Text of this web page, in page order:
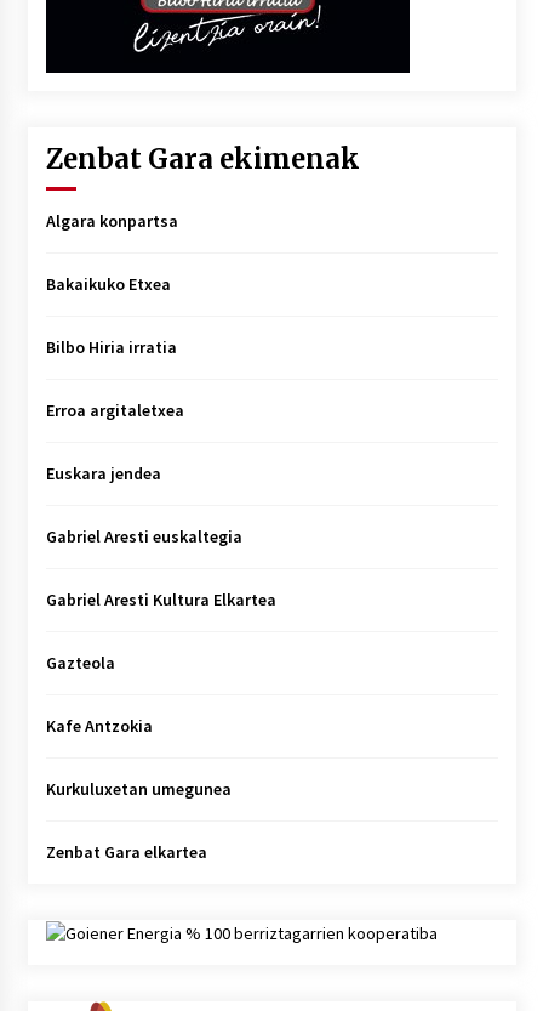
Zenbat Gara ekimenak
Algara konpartsa
Bakaikuko Etxea
Bilbo Hiria irratia
Erroa argitaletxea
Euskara jendea
Gabriel Aresti euskaltegia
Gabriel Aresti Kultura Elkartea
Gazteola
Kafe Antzokia
Kurkuluxetan umegunea
Zenbat Gara elkartea